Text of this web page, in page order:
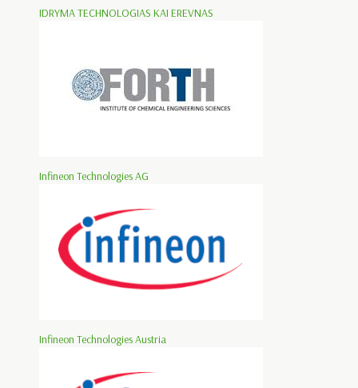
IDRYMA TECHNOLOGIAS KAI EREVNAS
Infineon Technologies AG
Infineon Technologies Austria